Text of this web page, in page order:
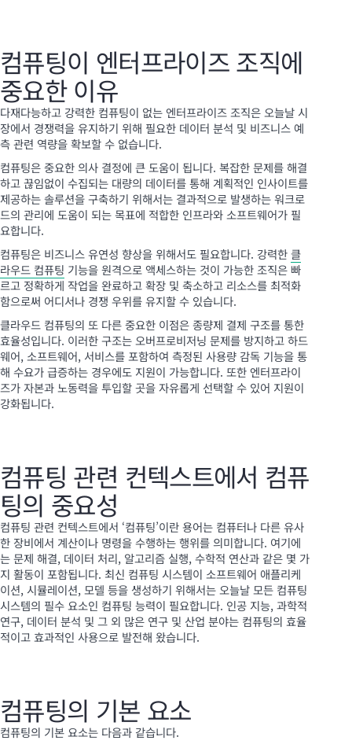
컴퓨팅이 엔터프라이즈 조직에
중요한 이유
다재다능하고 강력한 컴퓨팅이 없는 엔터프라이즈 조직은 오늘날 시
장에서 경쟁력을 유지하기 위해 필요한 데이터 분석 및 비즈니스 예
측 관련 역량을 확보할 수 없습니다.
컴퓨팅은 중요한 의사 결정에 큰 도움이 됩니다. 복잡한 문제를 해결
하고 끊임없이 수집되는 대량의 데이터를 통해 계획적인 인사이트를
제공하는 솔루션을 구축하기 위해서는 결과적으로 발생하는 워크로
드의 관리에 도움이 되는 목표에 적합한 인프라와 소프트웨어가 필
요합니다.
컴퓨팅은 비즈니스 유연성 향상을 위해서도 필요합니다. 강력한클
라우드 컴퓨팅 기능을 원격으로 액세스하는 것이 가능한 조직은 빠
르고 정확하게 작업을 완료하고 확장 및 축소하고 리소스를 최적화
함으로써 어디서나 경쟁 우위를 유지할 수 있습니다.
클라우드 컴퓨팅의 또 다른 중요한 이점은 종량제 결제 구조를 통한
효율성입니다. 이러한 구조는 오버프로비저닝 문제를 방지하고 하드
웨어, 소프트웨어, 서비스를 포함하여 측정된 사용량 감독 기능을 통
해 수요가 급증하는 경우에도 지원이 가능합니다. 또한 엔터프라이
즈가 자본과 노동력을 투입할 곳을 자유롭게 선택할 수 있어 지원이
강화됩니다.
컴퓨팅 관련 컨텍스트에서 컴퓨
팅의 중요성
컴퓨팅 관련 컨텍스트에서 ‘컴퓨팅’이란 용어는 컴퓨터나 다른 유사
한 장비에서 계산이나 명령을 수행하는 행위를 의미합니다. 여기에
는 문제 해결, 데이터 처리, 알고리즘 실행, 수학적 연산과 같은 몇 가
지 활동이 포함됩니다. 최신 컴퓨팅 시스템이 소프트웨어 애플리케
이션, 시뮬레이션, 모델 등을 생성하기 위해서는 오늘날 모든 컴퓨팅
시스템의 필수 요소인 컴퓨팅 능력이 필요합니다. 인공 지능, 과학적
연구, 데이터 분석 및 그 외 많은 연구 및 산업 분야는 컴퓨팅의 효율
적이고 효과적인 사용으로 발전해 왔습니다.
컴퓨팅의 기본 요소
컴퓨팅의 기본 요소는 다음과 같습니다.